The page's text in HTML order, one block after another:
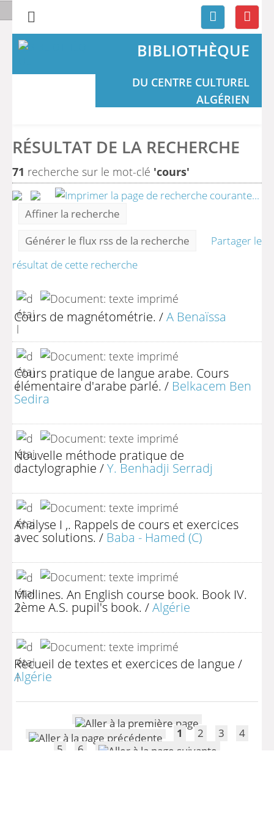
BIBLIOTHÈQUE
DU CENTRE CULTUREL
ALGÉRIEN
RÉSULTAT DE LA RECHERCHE
71 recherche sur le mot-clé 'cours'
Affiner la recherche
Générer le flux rss de la recherche
Partager le
résultat de cette recherche
Cours de magnétométrie. /A Benaïssa
Cours pratique de langue arabe. Cours
élémentaire d'arabe parlé. / Belkacem Ben
Sedira
Nouvelle méthode pratique de
dactylographie /Y. Benhadji Serradj
Analyse I ,. Rappels de cours et exercices
avec solutions./ Baba - Hamed (C)
Midlines. An English course book. Book IV.
2ème A.S. pupil's book. /Algérie
Recueil de textes et exercices de langue /
Algérie
1 2 3
4
5
6